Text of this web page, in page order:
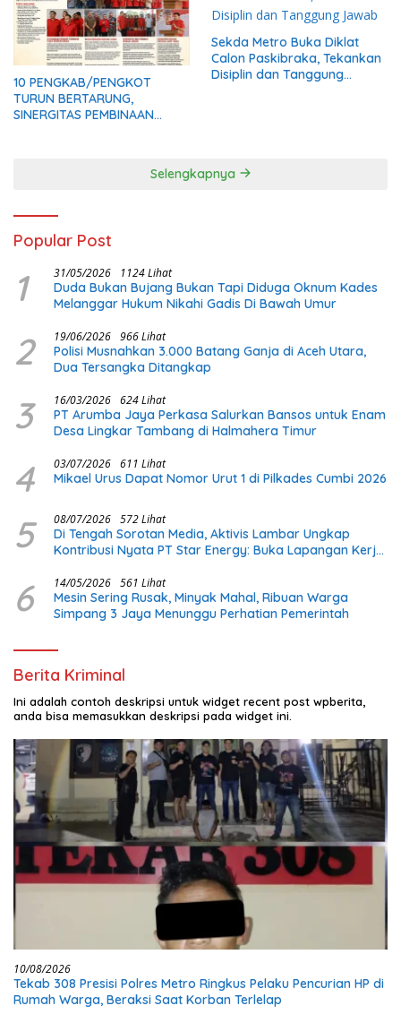
10 PENGKAB/PENGKOT
TURUN BERTARUNG,
SINERGITAS PEMBINAAN
Sekda Metro Buka Diklat
Calon Paskibraka, Tekankan
Disiplin dan Tanggung
Selengkapnya
Popular Post
1 31/05/2026 1124 Lihat
Duda Bukan Bujang Bukan Tapi Diduga Oknum Kades
Melanggar Hukum Nikahi Gadis Di Bawah Umur
2 19/06/2026 966 Lihat
Polisi Musnahkan 3.000 Batang Ganja di Aceh Utara,
Dua Tersangka Ditangkap
3 16/03/2026 624 Lihat
PT Arumba Jaya Perkasa Salurkan Bansos untuk Enam
Desa Lingkar Tambang di Halmahera Timur
4 03/07/2026 611 Lihat
Mikael Urus Dapat Nomor Urut 1 di Pilkades Cumbi 2026
5 08/07/2026 572 Lihat
Di Tengah Sorotan Media, Aktivis Lambar Ungkap
Kontribusi Nyata PT Star Energy: Buka Lapangan Kerja
6 14/05/2026 561 Lihat
Mesin Sering Rusak, Minyak Mahal, Ribuan Warga
Simpang 3 Jaya Menunggu Perhatian Pemerintah
Berita Kriminal
Ini adalah contoh deskripsi untuk widget recent post wpberita,
anda bisa memasukkan deskripsi pada widget ini.
10/08/2026
Tekab 308 Presisi Polres Metro Ringkus Pelaku Pencurian HP di
Rumah Warga, Beraksi Saat Korban Terlelap